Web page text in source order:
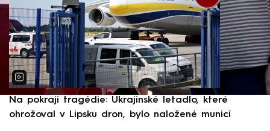
Na pokraji tragédie: Ukrajinské letadlo, které
ohrožoval v Lipsku dron, bylo naložené municí